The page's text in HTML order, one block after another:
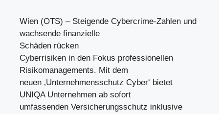
Wien (OTS) – Steigende Cybercrime-Zahlen und
wachsende finanzielle
Schäden rücken
Cyberrisiken in den Fokus professionellen
Risikomanagements. Mit dem
neuen ‚Unternehmensschutz Cyber‘ bietet
UNIQA Unternehmen ab sofort
umfassenden Versicherungsschutz inklusive